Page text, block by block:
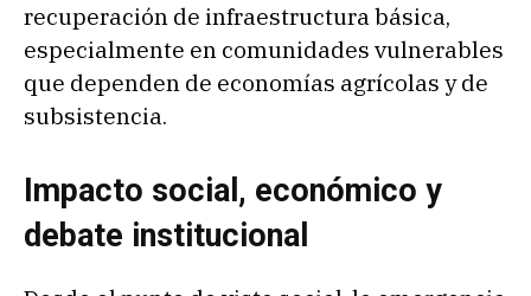
recuperación de infraestructura básica,
especialmente en comunidades vulnerables
que dependen de economías agrícolas y de
subsistencia.
Impacto social, económico y
debate institucional